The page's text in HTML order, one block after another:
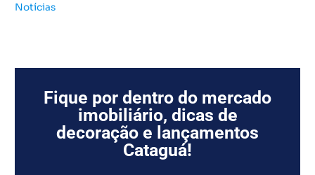
Notícias
Fique por dentro do mercado
imobiliário, dicas de
decoração e lançamentos
Cataguá!